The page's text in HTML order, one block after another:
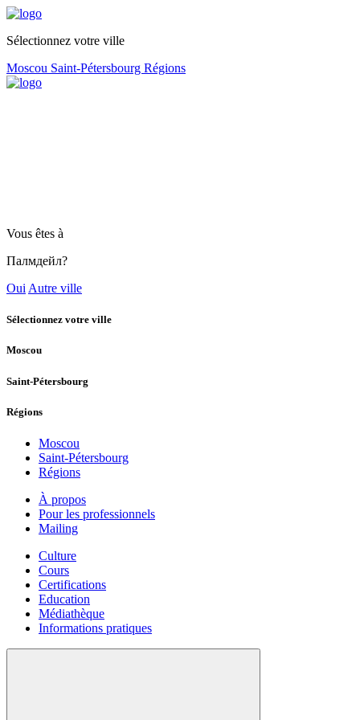
Sélectionnez votre ville
Moscou Saint-Pétersbourg Régions
Vous êtes à
Палмдейл?
Oui Autre ville
Sélectionnez votre ville
Moscou
Saint-Pétersbourg
Régions
Moscou
Saint-Pétersbourg
Régions
À propos
Pour les professionnels
Mailing
Culture
Cours
Certifications
Education
Médiathèque
Informations pratiques